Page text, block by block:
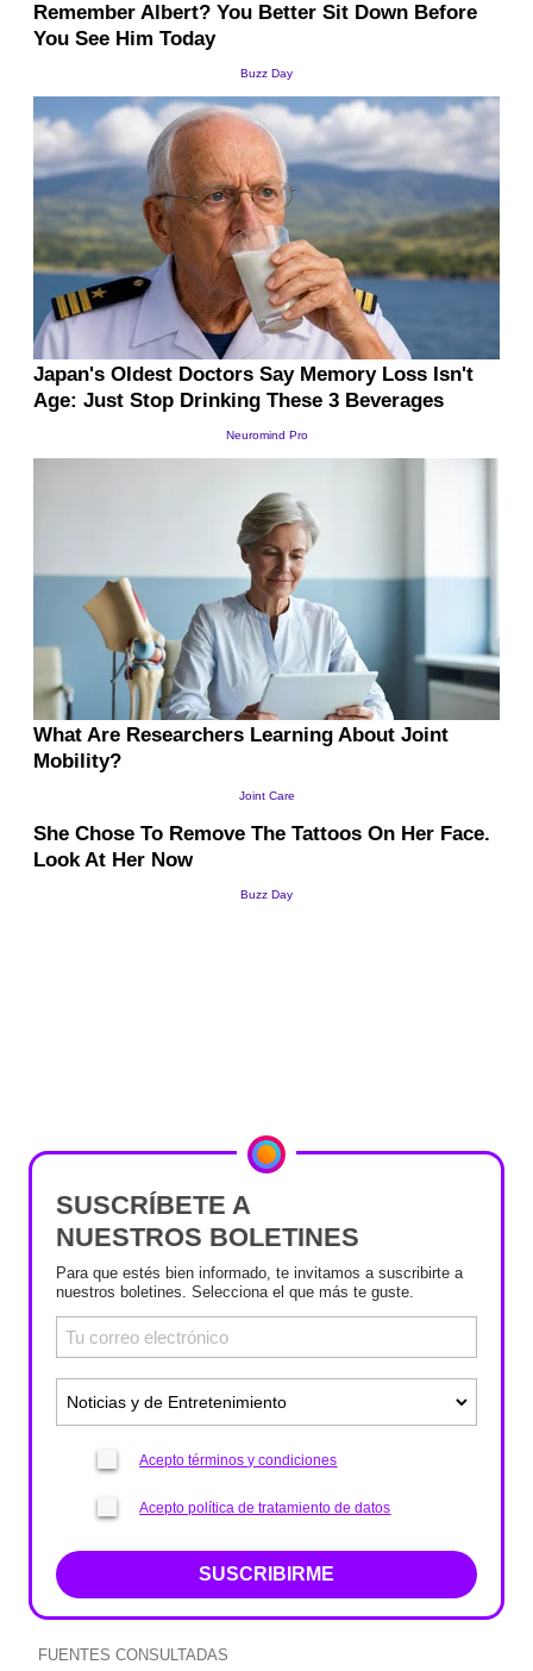
SUSCRÍBETE A
NUESTROS BOLETINES
Para que estés bien informado, te invitamos a suscribirte a
nuestros boletines. Selecciona el que más te guste.
Acepto términos y condiciones
Acepto política de tratamiento de datos
SUSCRIBIRME
FUENTES CONSULTADAS